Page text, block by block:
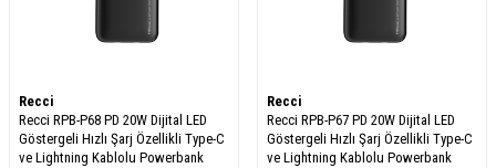
Recci
Recci RPB-P68 PD 20W Dijital LED
Göstergeli Hızlı Şarj Özellikli Type-C
ve Lightning Kablolu Powerbank
Recci
Recci RPB-P67 PD 20W Dijital LED
Göstergeli Hızlı Şarj Özellikli Type-C
ve Lightning Kablolu Powerbank